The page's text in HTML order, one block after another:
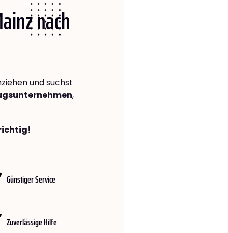
nach
und suchst
,
Günstiger Service
Zuverlässige Hilfe